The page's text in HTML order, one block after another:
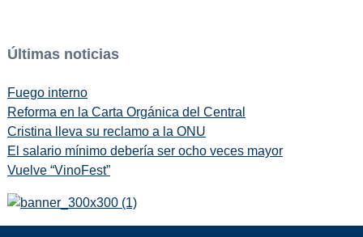
Últimas noticias
Fuego interno
Reforma en la Carta Orgánica del Central
Cristina lleva su reclamo a la ONU
El salario mínimo debería ser ocho veces mayor
Vuelve “VinoFest”